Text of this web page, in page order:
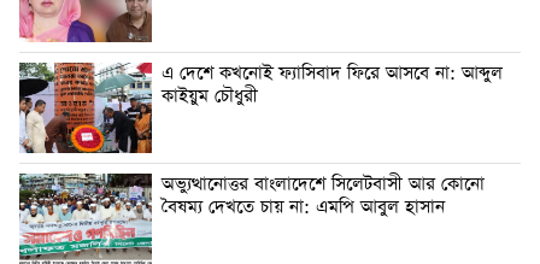
এ দেশে কখনোই ফ্যাসিবাদ ফিরে আসবে না: আব্দুল
কাইয়ুম চৌধুরী
অভ্যুত্থানোত্তর বাংলাদেশে সিলেটবাসী আর কোনো
বৈষম্য দেখতে চায় না: এমপি আবুল হাসান